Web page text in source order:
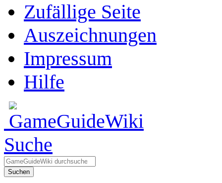
Zufällige Seite
Auszeichnungen
Impressum
Hilfe
Suche
Suchen